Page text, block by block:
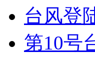
外交部：反对强权
外交部：有关国家
台风登
第10号